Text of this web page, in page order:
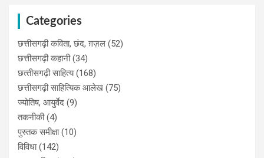
Categories
छत्तीसगढ़ी कविता, छंद, ग़ज़ल (52)
छत्तीसगढ़ी कहानी(34)
छत्‍तीसगढ़ी साहित्‍य(168)
छत्तीसगढ़ी साहित्यिक आलेख (75)
ज्योतिष, आयुर्वेद (9)
तकनीकी(4)
पुस्‍तक समीक्षा(10)
विविधा(142)